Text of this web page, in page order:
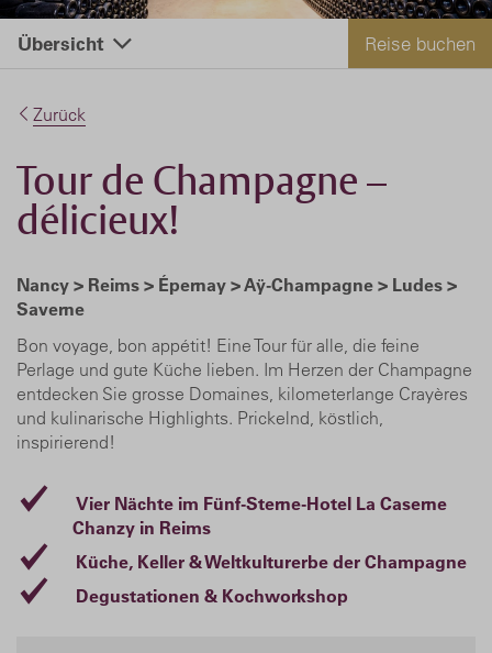
Übersicht Reise buchen
Zurück
Tour de Champagne –
délicieux!
Nancy > Reims > Épernay > Aÿ-Champagne > Ludes >
Saverne
Bon voyage, bon appétit! Eine Tour für alle, die feine
Perlage und gute Küche lieben. Im Herzen der Champagne
entdecken Sie grosse Domaines, kilometerlange Crayères
und kulinarische Highlights. Prickelnd, köstlich,
inspirierend!
Vier Nächte im Fünf-Sterne-Hotel La Caserne
Chanzy in Reims
Küche, Keller & Weltkulturerbe der Champagne
Degustationen & Kochworkshop